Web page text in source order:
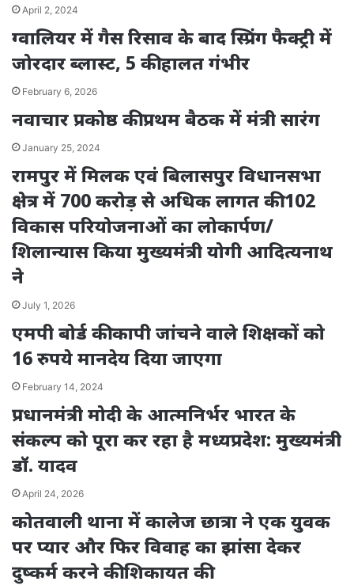
April 2, 2024
ग्वालियर में गैस रिसाव के बाद स्प्रिंग फैक्ट्री में
जोरदार ब्लास्ट, 5 की हालत गंभीर
February 6, 2026
नवाचार प्रकोष्ठ की प्रथम बैठक में मंत्री सारंग
January 25, 2024
रामपुर में मिलक एवं बिलासपुर विधानसभा
क्षेत्र में 700 करोड़ से अधिक लागत की 102
विकास परियोजनाओं का लोकार्पण/
शिलान्यास किया मुख्यमंत्री योगी आदित्यनाथ
ने
July 1, 2026
एमपी बोर्ड की कापी जांचने वाले शिक्षकों को
16 रुपये मानदेय दिया जाएगा
February 14, 2024
प्रधानमंत्री मोदी के आत्मनिर्भर भारत के
संकल्प को पूरा कर रहा है मध्यप्रदेश: मुख्यमंत्री
डॉ. यादव
April 24, 2026
कोतवाली थाना में कालेज छात्रा ने एक युवक
पर प्यार और फिर विवाह का झांसा देकर
दुष्कर्म करने की शिकायत की